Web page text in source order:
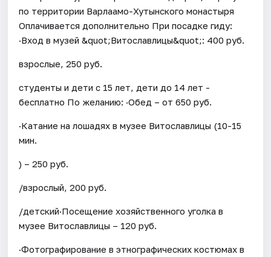
по территории Варлаамо-Хутынского монастыря
Оплачивается дополнительно При посадке гиду:
·Вход в музей &quot;Витославлицы&quot;: 400 руб.
взрослые, 250 руб.
студенты и дети с 15 лет, дети до 14 лет -
бесплатно По желанию: ·Обед – от 650 руб.
·Катание на лошадях в музее Витославлицы (10-15
мин.
) – 250 руб.
/взрослый, 200 руб.
/детский·Посещение хозяйственного уголка в
музее Витославлицы – 120 руб.
·Фотографирование в этнографических костюмах в